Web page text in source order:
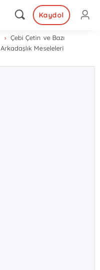
Kaydol
Çebi Çetin ve Bazı
Arkadaşlık Meseleleri